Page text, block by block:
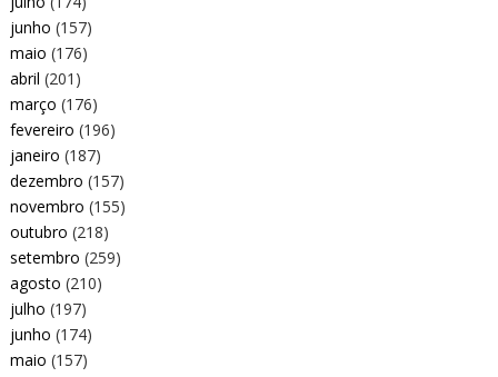
junho (157)
maio (176)
abril (201)
março (176)
fevereiro (196)
janeiro (187)
dezembro (157)
novembro (155)
outubro (218)
setembro (259)
agosto (210)
julho (197)
junho (174)
maio (157)